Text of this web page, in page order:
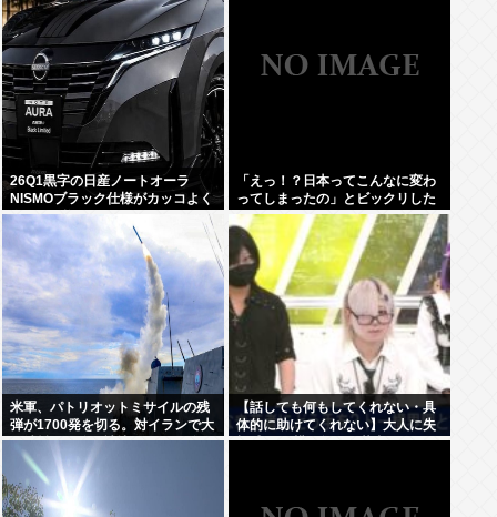
26Q1黒字の日産ノートオーラ
NISMOブラック仕様がカッコよく
てなんか悔しい
「えっ！？日本ってこんなに変わ
ってしまったの」とビックリした
こと
米軍、パトリオットミサイルの残
弾が1700発を切る。対イランで大
量消耗した分を補填するのに2年
以上かかる模様。
【話しても何もしてくれない・具
体的に助けてくれない】大人に失
望感 トー横に集まる若者